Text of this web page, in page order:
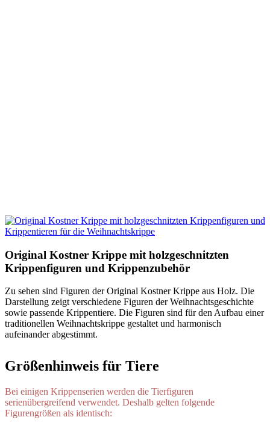
Original Kostner Krippe mit holzgeschnitzten
Krippenfiguren und Krippenzubehör
Zu sehen sind Figuren der Original Kostner Krippe aus Holz. Die
Darstellung zeigt verschiedene Figuren der Weihnachtsgeschichte
sowie passende Krippentiere. Die Figuren sind für den Aufbau einer
traditionellen Weihnachtskrippe gestaltet und harmonisch
aufeinander abgestimmt.
Größenhinweis für Tiere
Bei einigen Krippenserien werden die Tierfiguren
serienübergreifend verwendet. Deshalb gelten folgende
Figurengrößen als identisch: